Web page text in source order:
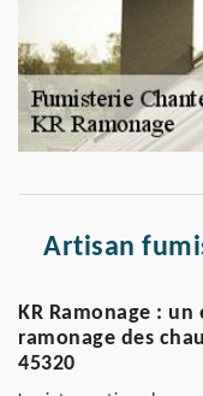
Artisan
KR Ramonage :
ramonage des
45320